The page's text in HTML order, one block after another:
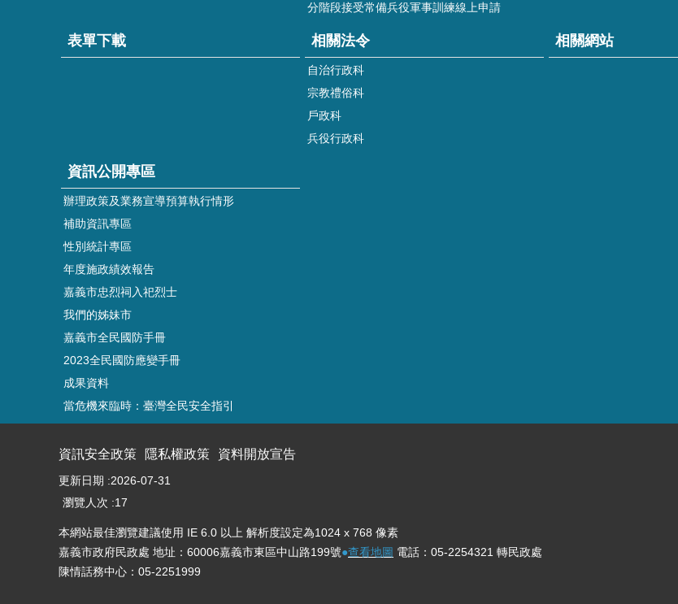
分階段接受常備兵役軍事訓練線上申請
表單下載 相關法令
自治行政科
宗教禮俗科
戶政科
兵役行政科
相關網站
資訊公開專區
辦理政策及業務宣導預算執行情形
補助資訊專區
性別統計專區
年度施政績效報告
嘉義市忠烈祠入祀烈士
我們的姊妹市
嘉義市全民國防手冊
2023全民國防應變手冊
成果資料
當危機來臨時：臺灣全民安全指引
資訊安全政策 隱私權政策 資料開放宣告
更新日期 2026-07-31
瀏覽人次
17
本網站最佳瀏覽建議使用 IE 6.0 以上 解析度設定為1024 x 768 像素
嘉義市政府民政處 地址：60006嘉義市東區中山路199號●查看地圖 電話：05-2254321 轉民政處
陳情話務中心：05-2251999